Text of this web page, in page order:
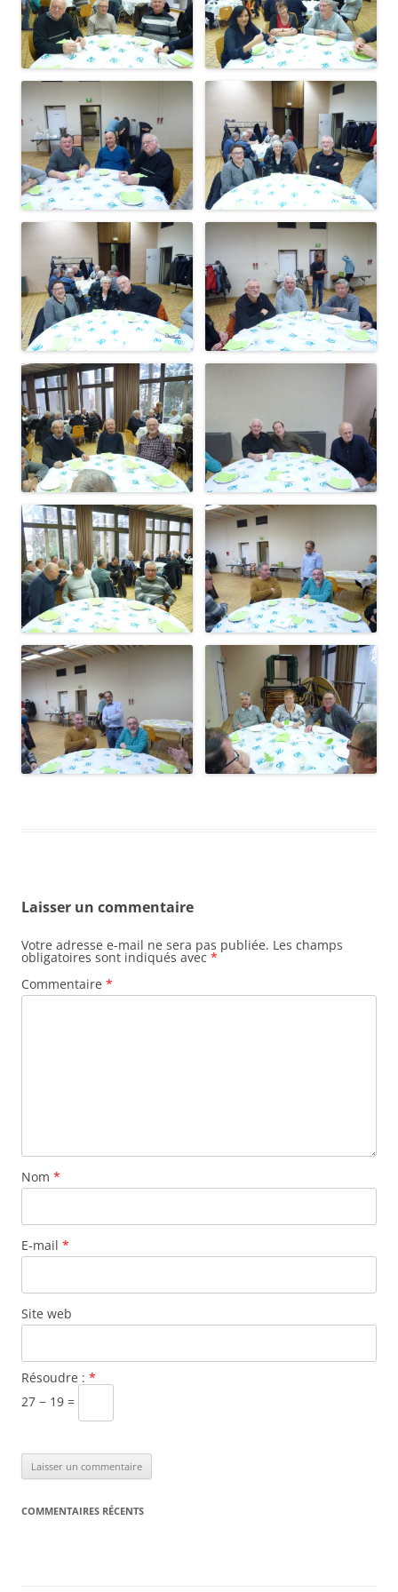
Laisser un commentaire
Votre adresse e-mail ne sera pas publiée. Les champs
obligatoires sont indiqués avec *
Commentaire *
Nom *
E-mail *
Site web
Résoudre : *
27 − 19 =
COMMENTAIRES RÉCENTS